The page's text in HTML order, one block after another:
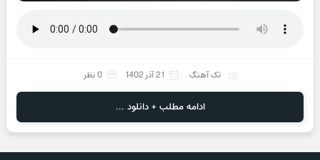
تک آهنگ 21 آذر 1402 0 نظر
ادامه مطلب + دانلود ...